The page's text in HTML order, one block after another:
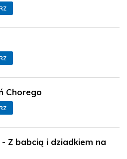
Chorego
Z babcią i dziadkiem na